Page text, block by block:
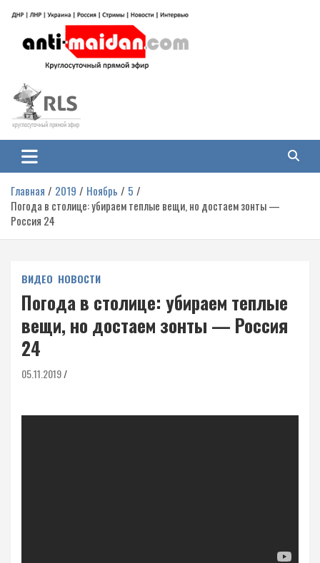
содержимому
Антимайдан: Гражданская война
на Украине
гражданской войне на Украине, включая события в Новороссии, ДНР,
ЛНР и других регионах.
Главная 2019 Ноябрь
5
Погода в столице: убираем теплые вещи, но достаем зонты —
Россия 24
ВИДЕО НОВОСТИ
Погода в столице: убираем теплые
вещи, но достаем зонты — Россия
24
05.11.2019